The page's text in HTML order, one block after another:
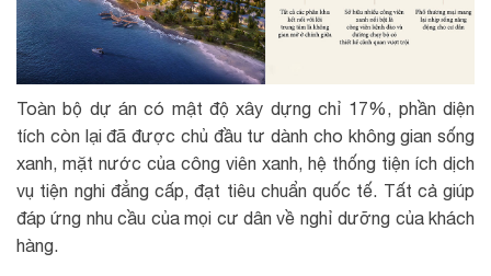
Toàn bộ dự án có mật độ xây dựng chỉ 17%, phần diện
tích còn lại đã được chủ đầu tư dành cho không gian sống
xanh, mặt nước của công viên xanh, hệ thống tiện ích dịch
vụ tiện nghi đẳng cấp, đạt tiêu chuẩn quốc tế. Tất cả giúp
đáp ứng nhu cầu của mọi cư dân về nghỉ dưỡng của khách
hàng.